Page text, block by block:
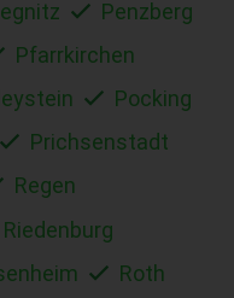
Penzberg
Pfarrkirchen
Pocking
Prichsenstadt
Regen
Riedenburg
Roth